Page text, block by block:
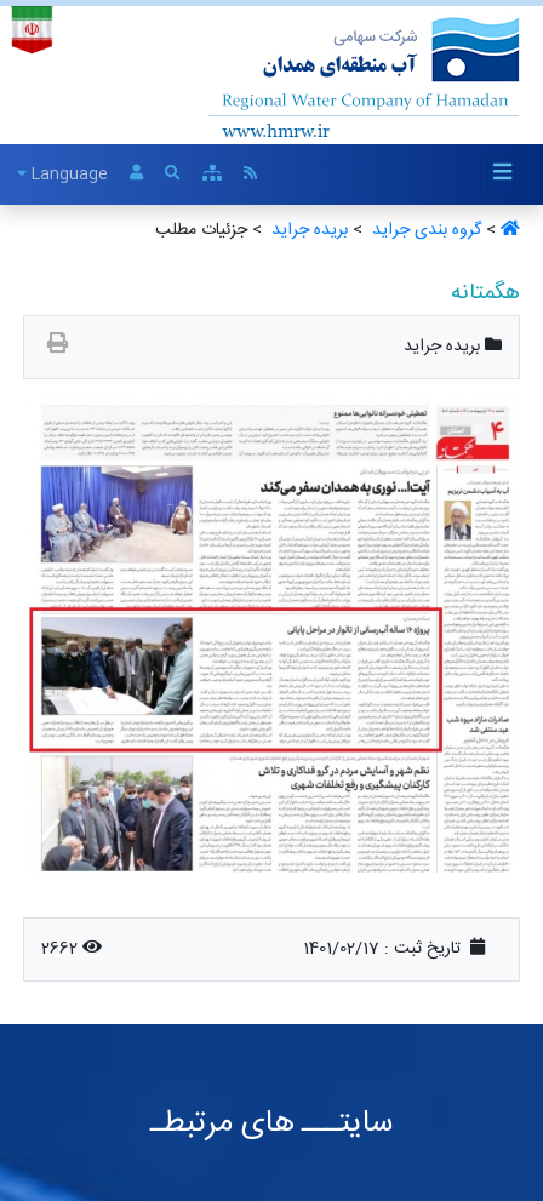
Language
>گروه بندی جراید ‏ >بریده جراید ‏ > جزئیات مطلب
هگمتانه
بریده جراید
تاریخ ثبت : 1401/02/17
2662
سایتـــ های مرتبطـ